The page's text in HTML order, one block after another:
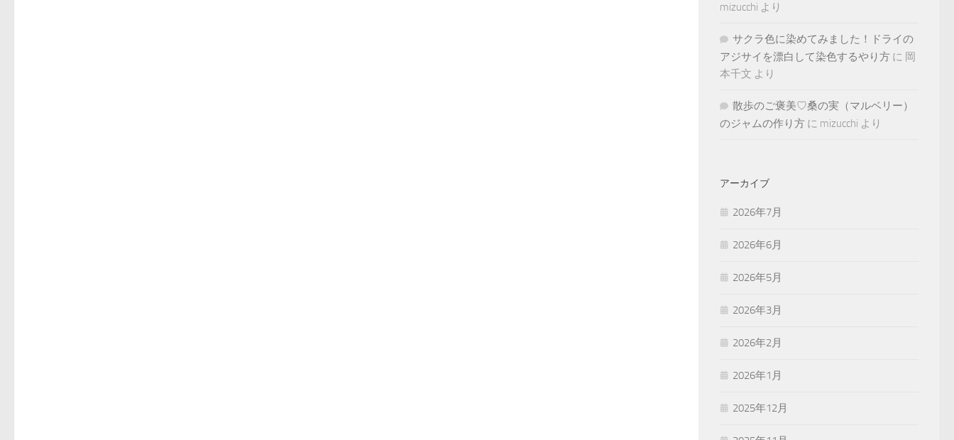
mizucchi より
サクラ色に染めてみました！ドライの
アジサイを漂白して染色するやり方 に 岡
本千文 より
散歩のご褒美♡桑の実（マルベリー）
のジャムの作り方 に mizucchi より
アーカイブ
2026年7月
2026年6月
2026年5月
2026年3月
2026年2月
2026年1月
2025年12月